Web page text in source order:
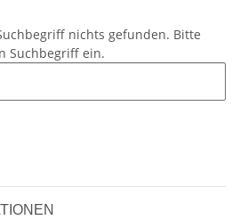
nichts gefunden. Bitte
Suchbegriff ein.